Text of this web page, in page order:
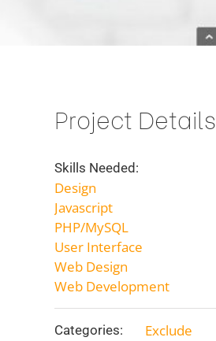
Project Details
Skills Needed:
Design
Javascript
PHP/MySQL
User Interface
Web Design
Web Development
Categories: Exclude